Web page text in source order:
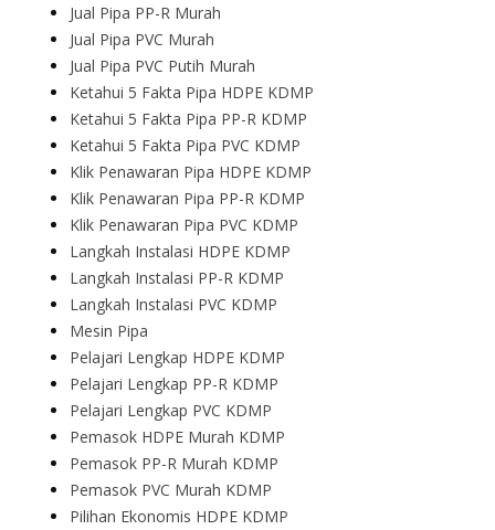
Jual Pipa PP-R Murah
Jual Pipa PVC Murah
Jual Pipa PVC Putih Murah
Ketahui 5 Fakta Pipa HDPE KDMP
Ketahui 5 Fakta Pipa PP-R KDMP
Ketahui 5 Fakta Pipa PVC KDMP
Klik Penawaran Pipa HDPE KDMP
Klik Penawaran Pipa PP-R KDMP
Klik Penawaran Pipa PVC KDMP
Langkah Instalasi HDPE KDMP
Langkah Instalasi PP-R KDMP
Langkah Instalasi PVC KDMP
Mesin Pipa
Pelajari Lengkap HDPE KDMP
Pelajari Lengkap PP-R KDMP
Pelajari Lengkap PVC KDMP
Pemasok HDPE Murah KDMP
Pemasok PP-R Murah KDMP
Pemasok PVC Murah KDMP
Pilihan Ekonomis HDPE KDMP